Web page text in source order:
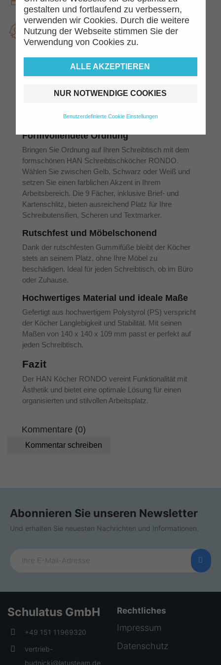
gestalten und fortlaufend zu verbessern,
verwenden wir Cookies. Durch die weitere
Nutzung der Webseite stimmen Sie der
Verwendung von Cookies zu.
ALLE AKZEPTIEREN
NUR NOTWENDIGE COOKIES
Benutzerdefinierte Cookie Einstellungen
Jetzt kaufen, später zahlen.
Top Kundenservice
Kompetent und freundlich
Stilvoll, Vielseitig
Formvollendete Ordnung
Bringen Sie Ordnung auf Ihren Schreibtisch mit dem
formschönen HAN Schreibtischköcher RONDO.
Wählen Sie zwischen Gelb, Schwarz oder Weiß und
setzen Sie einen farblichen Akzent in Ihrem
Arbeitsbereich. Die 9 Fächer, inklusive Brief- und
Kartenschlitz, bieten ausreichend Platz für Ihre
Schreibutensilien, Scheren und Textmarker.
Rutschfest und Möbelschonend
Dank der rutschfesten Gummifüße bleibt der Köcher
stets an seinem Platz, ohne Ihre Möbel zu
beschädigen. Ideal für jeden Schreibtisch, ob im Büro
oder Zuhause.
Hochwertiges Material und ideale Maße
Gefertigt aus hochwertigem Polystyrol (PS) verspricht
der Köcher Langlebigkeit und Stabilität. Mit seinen
Maßen von 140 x 140 x 109 mm passt er perfekt auf
jeden Schreibtisch.
Fazit
Der HAN Köcher RONDO vereint Funktionalität mit
Ästhetik und bietet eine optimale Lösung für einen
organisierten und stilvollen Arbeitsplatz.
Kommentare (0)
Kommentar schreiben
Abonnieren Sie unseren Newsletter
Und erhalten Sie neuesten Nachrichten und Informationen.
Schulatus GmbH
+49 151 11969320
vertrieb-
budnicki@latusteam.de
Rechtliches
Impressum
Datenschutz